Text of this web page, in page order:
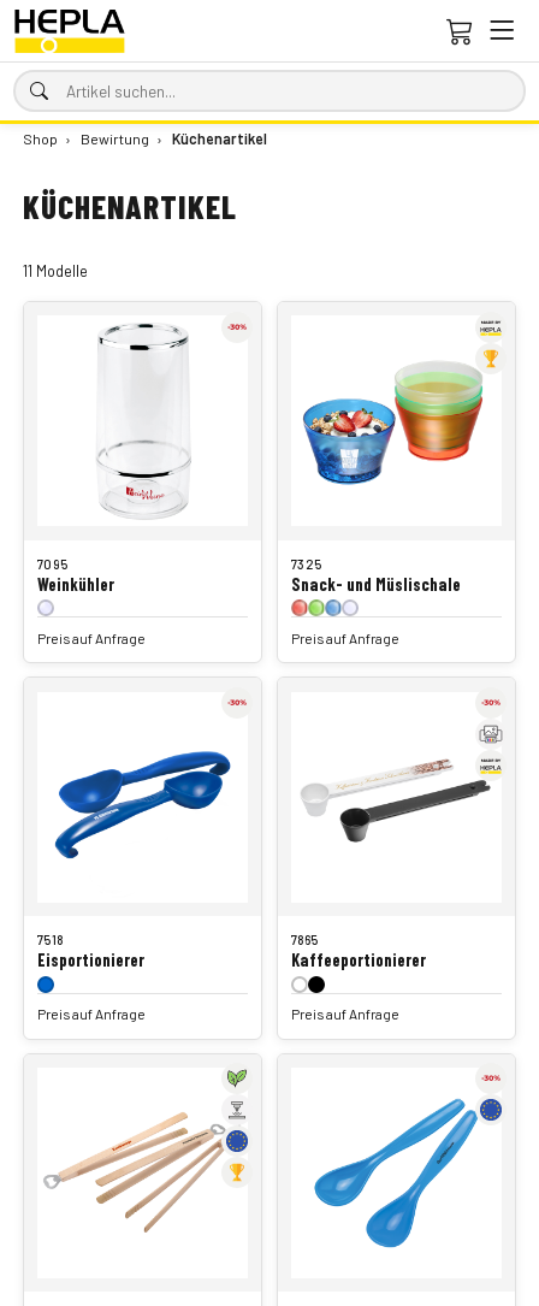
Shop › Bewirtung › Küchenartikel
KÜCHENARTIKEL
11 Modelle
7095
Weinkühler
Preis auf Anfrage
7325
Snack- und Müslischale
Preis auf Anfrage
7518
Eisportionierer
Preis auf Anfrage
7865
Kaffeeportionierer
Preis auf Anfrage